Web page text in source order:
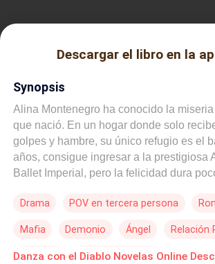
Descargar el libro en la
Synopsis
Alina Montenegro ha conocido la
que nació. En un hogar donde solo
golpes y hambre, su único refugio es el
años, consigue ingresar a la prestigiosa
Ballet Imperial, pero la felicidad dura
Desesperada, acepta la sugerencia de
trabajar en un Night Club como bailarina
donde su destino toma un giro oscuro:
de un hombre enigmático y peligroso,
Drama POV en tercera persona
Mafia Demonio Ángel Relación
Rechazo De Débil a Fuerte